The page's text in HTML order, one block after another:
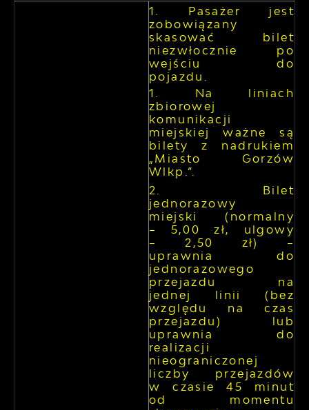
Pasażer jest
zobowiązany
skasować bilet
niezwłocznie po
wejściu do
pojazdu.
Na liniach
zbiorowej
komunikacji
miejskiej ważne są
bilety z nadrukiem
„Miasto Gorzów
Wlkp.”.
Bilet
jednorazowy
miejski (normalny
– 5,00 zł, ulgowy
– 2,50 zł) –
uprawnia do
jednorazowego
przejazdu na
jednej linii (bez
względu na czas
przejazdu) lub
uprawnia do
realizacji
nieograniczonej
liczby przejazdów
w czasie 45 minut
od momentu